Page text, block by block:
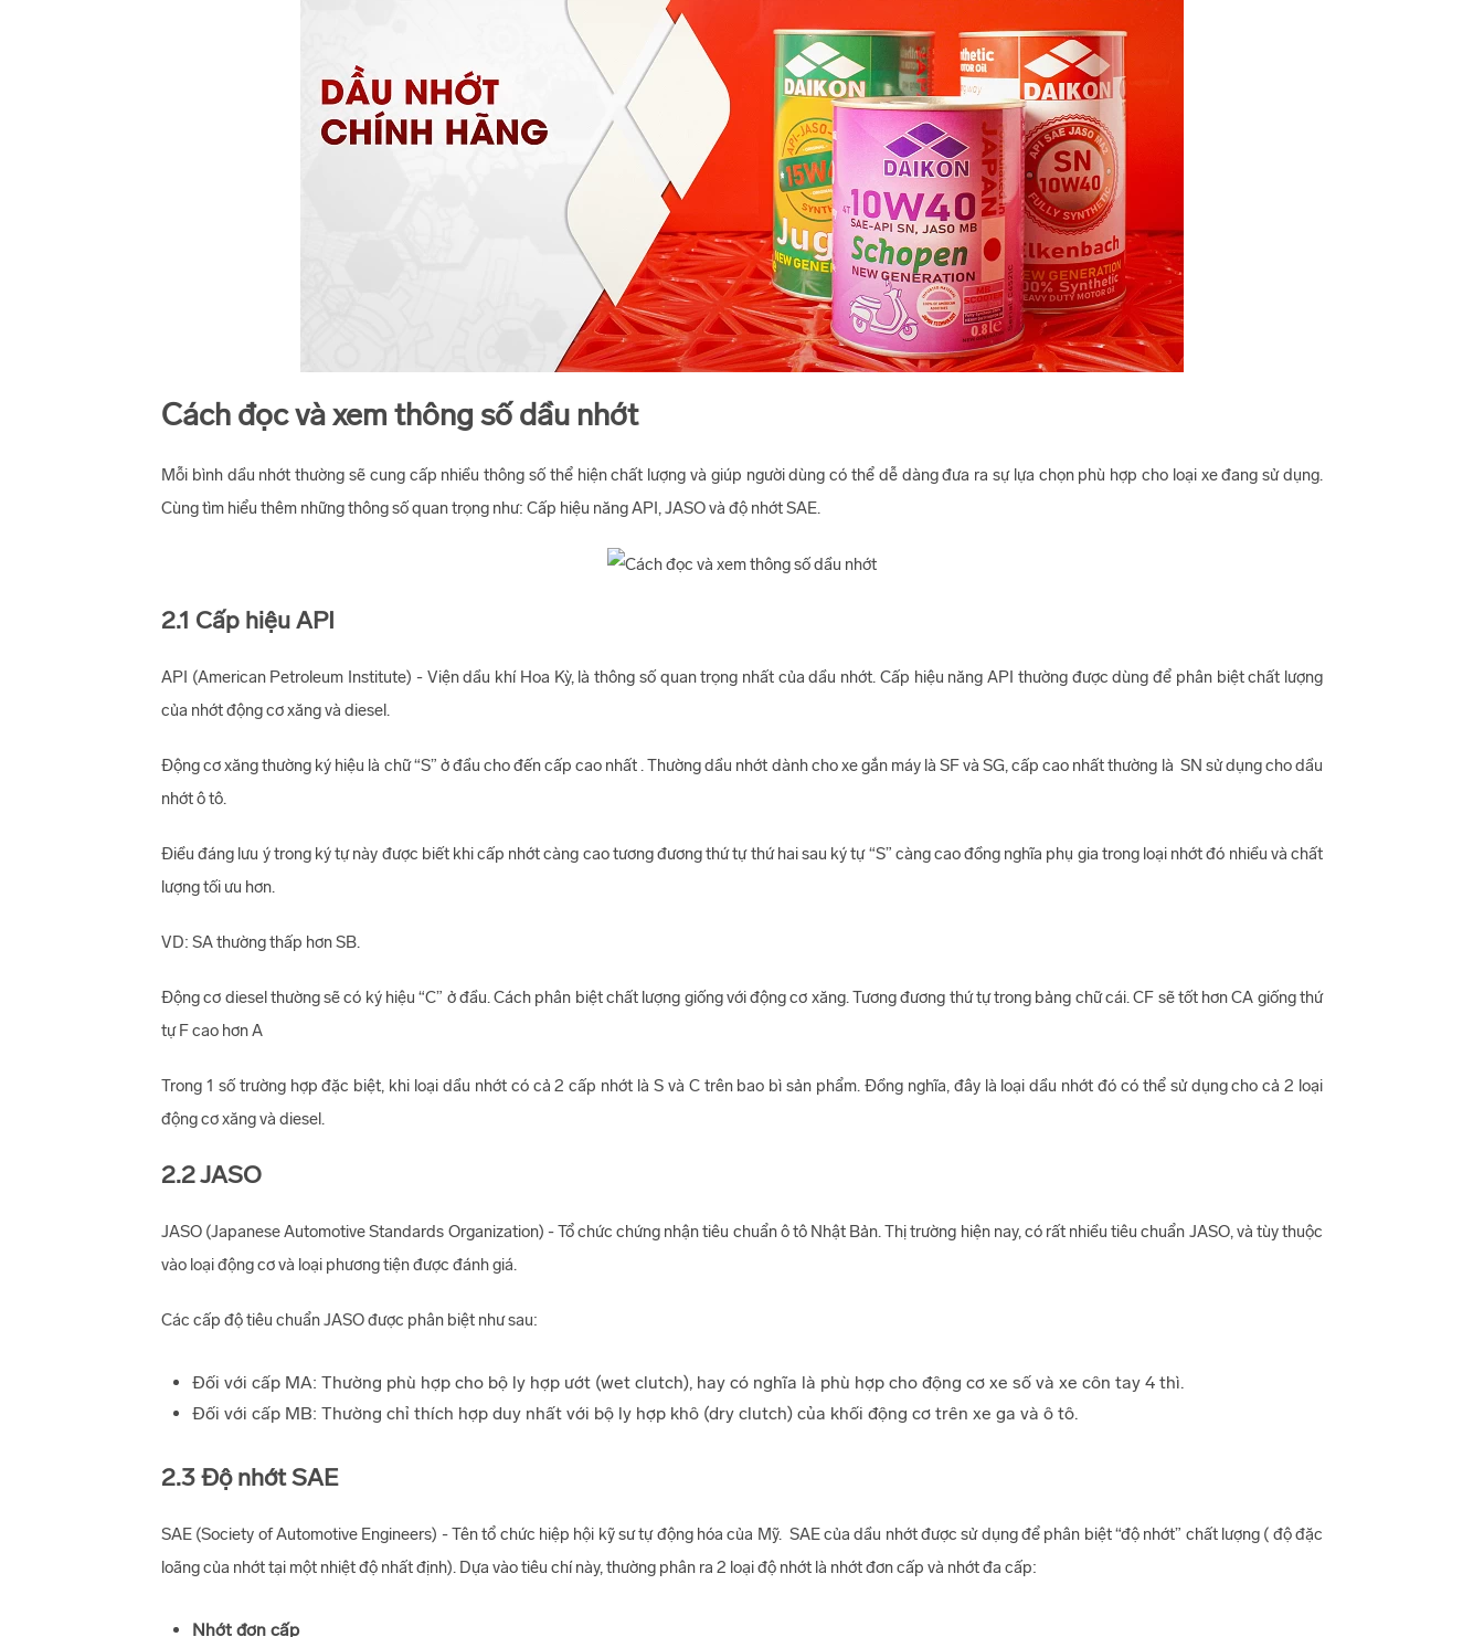
Cách đọc và xem thông số dầu nhớt
Mỗi bình dầu nhớt thường sẽ cung cấp nhiều thông số thể hiện chất lượng và giúp người dùng có thể dễ dàng đưa ra sự lựa chọn phù hợp cho loại xe đang sử dụng.
Cùng tìm hiểu thêm những thông số quan trọng như: Cấp hiệu năng API, JASO và độ nhớt SAE.
2.1 Cấp hiệu API
API (American Petroleum Institute) - Viện dầu khí Hoa Kỳ, là thông số quan trọng nhất của dầu nhớt. Cấp hiệu năng API thường được dùng để phân biệt chất lượng
của nhớt động cơ xăng và diesel.
Động cơ xăng thường ký hiệu là chữ “S” ở đầu cho đến cấp cao nhất . Thường dầu nhớt dành cho xe gắn máy là SF và SG, cấp cao nhất thường là SN sử dụng cho dầu
nhớt ô tô.
Điều đáng lưu ý trong ký tự này được biết khi cấp nhớt càng cao tương đương thứ tự thứ hai sau ký tự “S” càng cao đồng nghĩa phụ gia trong loại nhớt đó nhiều và chất
lượng tối ưu hơn.
VD: SA thường thấp hơn SB.
Động cơ diesel thường sẽ có ký hiệu “C” ở đầu. Cách phân biệt chất lượng giống với động cơ xăng. Tương đương thứ tự trong bảng chữ cái. CF sẽ tốt hơn CA giống thứ
tự F cao hơn A
Trong 1 số trường hợp đặc biệt, khi loại dầu nhớt có cả 2 cấp nhớt là S và C trên bao bì sản phẩm. Đồng nghĩa, đây là loại dầu nhớt đó có thể sử dụng cho cả 2 loại
động cơ xăng và diesel.
2.2 JASO
JASO (Japanese Automotive Standards Organization) - Tổ chức chứng nhận tiêu chuẩn ô tô Nhật Bản. Thị trường hiện nay, có rất nhiều tiêu chuẩn JASO, và tùy thuộc
vào loại động cơ và loại phương tiện được đánh giá.
Các cấp độ tiêu chuẩn JASO được phân biệt như sau:
Đối với cấp MA: Thường phù hợp cho bộ ly hợp ướt (wet clutch), hay có nghĩa là phù hợp cho động cơ xe số và xe côn tay 4 thì.
Đối với cấp MB: Thường chỉ thích hợp duy nhất với bộ ly hợp khô (dry clutch) của khối động cơ trên xe ga và ô tô.
2.3 Độ nhớt SAE
SAE (Society of Automotive Engineers) - Tên tổ chức hiệp hội kỹ sư tự động hóa của Mỹ. SAE của dầu nhớt được sử dụng để phân biệt “độ nhớt” chất lượng ( độ đặc
loãng của nhớt tại một nhiệt độ nhất định). Dựa vào tiêu chí này, thường phân ra 2 loại độ nhớt là nhớt đơn cấp và nhớt đa cấp:
Nhớt đơn cấp